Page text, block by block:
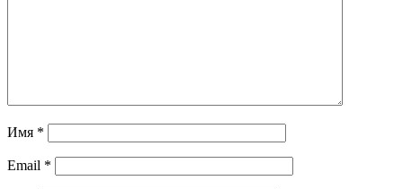
Имя *
Email *